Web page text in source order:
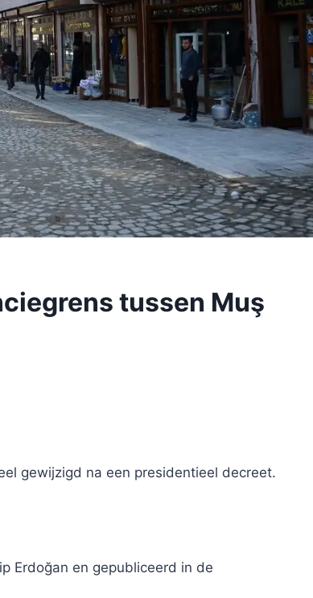
tussen Muş
gewijzigd na een presidentieel decreet.
Erdoğan en gepubliceerd in de